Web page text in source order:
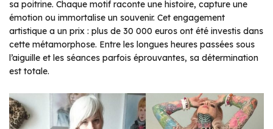
sa poitrine. Chaque motif raconte une histoire, capture une
émotion ou immortalise un souvenir. Cet engagement
artistique a un prix : plus de 30 000 euros ont été investis dans
cette métamorphose. Entre les longues heures passées sous
l’aiguille et les séances parfois éprouvantes, sa détermination
est totale.